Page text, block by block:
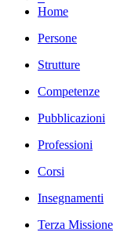
Home
Persone
Strutture
Competenze
Pubblicazioni
Professioni
Corsi
Insegnamenti
Terza Missione